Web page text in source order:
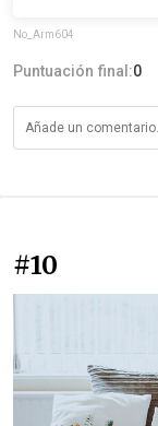
No_Arm604
Puntuación final:0
#10